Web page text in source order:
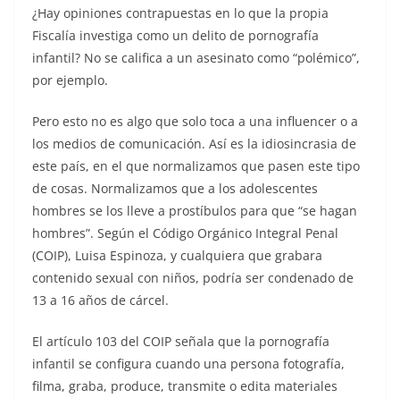
¿Hay opiniones contrapuestas en lo que la propia
Fiscalía investiga como un delito de pornografía
infantil? No se califica a un asesinato como “polémico”,
por ejemplo.
Pero esto no es algo que solo toca a una influencer o a
los medios de comunicación. Así es la idiosincrasia de
este país, en el que normalizamos que pasen este tipo
de cosas. Normalizamos que a los adolescentes
hombres se los lleve a prostíbulos para que “se hagan
hombres”. Según el Código Orgánico Integral Penal
(COIP), Luisa Espinoza, y cualquiera que grabara
contenido sexual con niños, podría ser condenado de
13 a 16 años de cárcel.
El artículo 103 del COIP señala que la pornografía
infantil se configura cuando una persona fotografía,
filma, graba, produce, transmite o edita materiales